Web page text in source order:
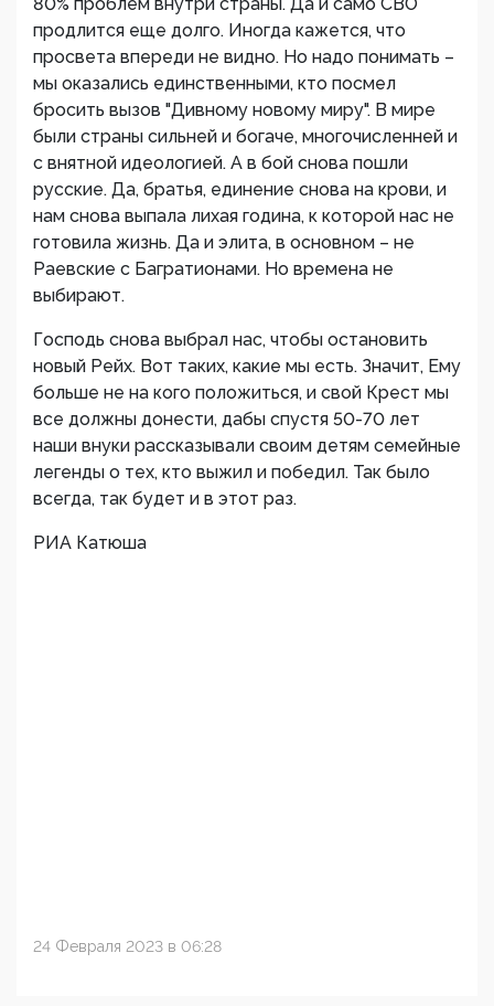
продлится еще долго. Иногда кажется, что
просвета впереди не видно. Но надо понимать –
мы оказались единственными, кто посмел
бросить вызов "Дивному новому миру". В мире
были страны сильней и богаче, многочисленней и
с внятной идеологией. А в бой снова пошли
русские. Да, братья, единение снова на крови, и
нам снова выпала лихая година, к которой нас не
готовила жизнь. Да и элита, в основном – не
Раевские с Багратионами. Но времена не
выбирают.
Господь снова выбрал нас, чтобы остановить
новый Рейх. Вот таких, какие мы есть. Значит, Ему
больше не на кого положиться, и свой Крест мы
все должны донести, дабы спустя 50-70 лет
наши внуки рассказывали своим детям семейные
легенды о тех, кто выжил и победил. Так было
всегда, так будет и в этот раз.
РИА Катюша
24 Февраля 2023 в 06:28